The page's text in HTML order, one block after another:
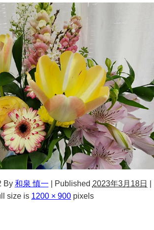
By 和泉 慎一 Published 2023年3月18日
size is 1200 × 900 pixels